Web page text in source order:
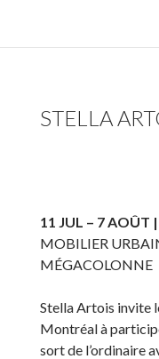
STELLA
11 JUL – 7 AOÛT
MOBILIER
MÉGACOLONNE
Stella Artois invite
Montréal à
sort de l’ordinaire